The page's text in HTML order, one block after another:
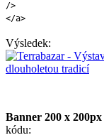
/>
</a>
Výsledek:
Banner 200 x 200px
kódu: